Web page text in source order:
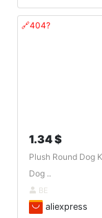
🔗404?
1.34 $
Plush Round Dog
Dog ..
BE
aliexpress